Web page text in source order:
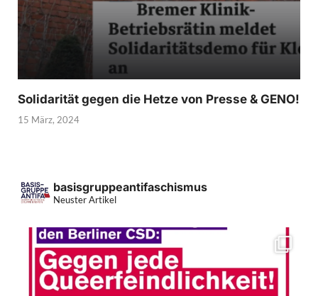
Solidarität gegen die Hetze von Presse & GENO!
15 März, 2024
basisgruppeantifaschismus
Neuster Artikel